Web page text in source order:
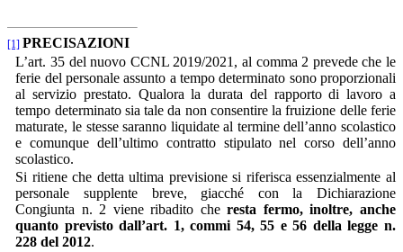
[1] PRECISAZIONI
L’art. 35 del nuovo CCNL 2019/2021, al comma 2 prevede che le
ferie del personale assunto a tempo determinato sono proporzionali
al servizio prestato. Qualora la durata del rapporto di lavoro a
tempo determinato sia tale da non consentire la fruizione delle ferie
maturate, le stesse saranno liquidate al termine dell’anno scolastico
e comunque dell’ultimo contratto stipulato nel corso dell’anno
scolastico.
Si ritiene che detta ultima previsione si riferisca essenzialmente al
personale supplente breve, giacché con la Dichiarazione
Congiunta n. 2 viene ribadito cheresta fermo, inoltre, anche
quanto previsto dall’art. 1, commi 54, 55 e 56 della legge n.
228 del 2012.